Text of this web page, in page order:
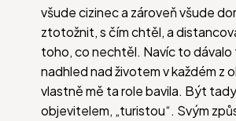
všude cizinec a zároveň všude
ztotožnit, s čím chtěl, a
toho, co nechtěl. Navíc to
nadhled nad životem v každém z
vlastně mě ta role bavila. Být
objevitelem, „turistou“. Svým